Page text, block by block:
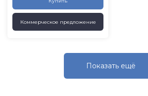
Коммерческое предложение
Показать eщё